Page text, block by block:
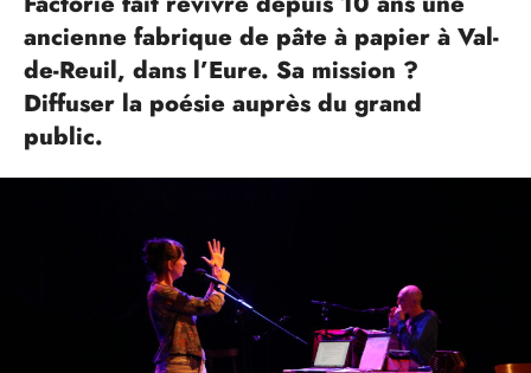
ancienne fabrique de pâte à papier à Val-
de-Reuil, dans l’Eure. Sa mission ?
Diffuser la poésie auprès du grand
public.